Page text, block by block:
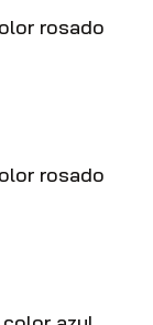
rosado
rosado